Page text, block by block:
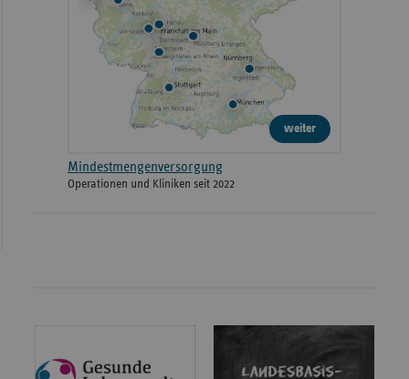
weiter
Mindestmengenversorgung
Operationen und Kliniken seit 2022